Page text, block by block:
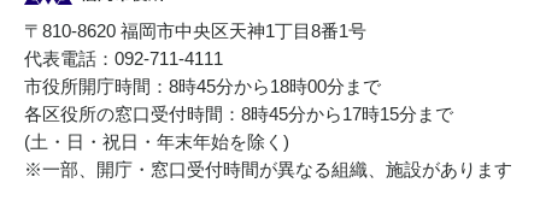
〒810-8620 福岡市中央区天神1丁目8番1号
代表電話：092-711-4111
市役所開庁時間：8時45分から18時00分まで
各区役所の窓口受付時間：8時45分から17時15分まで
(土・日・祝日・年末年始を除く)
※一部、開庁・窓口受付時間が異なる組織、施設があります